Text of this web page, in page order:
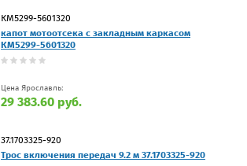
КМ5299-5601320
капот мотоотсека с закладным каркасом
КМ5299-5601320
Цена Ярославль:
29 383.60 руб.
37.1703325-920
Трос включения передач 9.2 м 37.1703325-920